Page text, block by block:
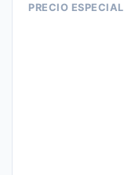
PRECIO ESPECIAL